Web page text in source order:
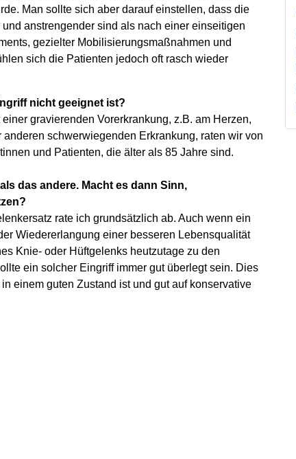
Man sollte sich aber darauf einstellen, dass die
anstrengender sind als nach einer einseitigen
gezielter Mobilisierungsmaßnahmen und
sich die Patienten jedoch oft rasch wieder
nicht geeignet ist?
gravierenden Vorerkrankung, z.B. am Herzen,
schwerwiegenden Erkrankung, raten wir von
und Patienten, die älter als 85 Jahre sind.
das andere. Macht es dann Sinn,
rate ich grundsätzlich ab. Auch wenn ein
Wiedererlangung einer besseren Lebensqualität
Knie- oder Hüftgelenks heutzutage zu den
ein solcher Eingriff immer gut überlegt sein. Dies
einem guten Zustand ist und gut auf konservative